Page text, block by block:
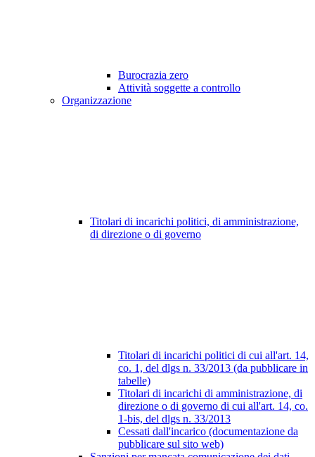
Burocrazia zero
Attività soggette a controllo
Organizzazione
Titolari di incarichi politici, di amministrazione,
di direzione o di governo
Titolari di incarichi politici di cui all'art. 14,
co. 1, del dlgs n. 33/2013 (da pubblicare in
tabelle)
Titolari di incarichi di amministrazione, di
direzione o di governo di cui all'art. 14, co.
1-bis, del dlgs n. 33/2013
Cessati dall'incarico (documentazione da
pubblicare sul sito web)